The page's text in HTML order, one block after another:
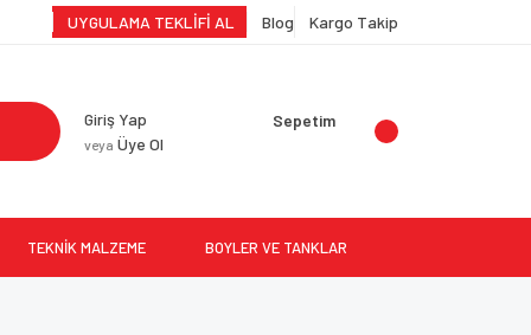
UYGULAMA TEKLİFİ AL Blog Kargo Takip
Giriş Yap
veya Üye Ol
Sepetim
TEKNİK MALZEME BOYLER VE TANKLAR